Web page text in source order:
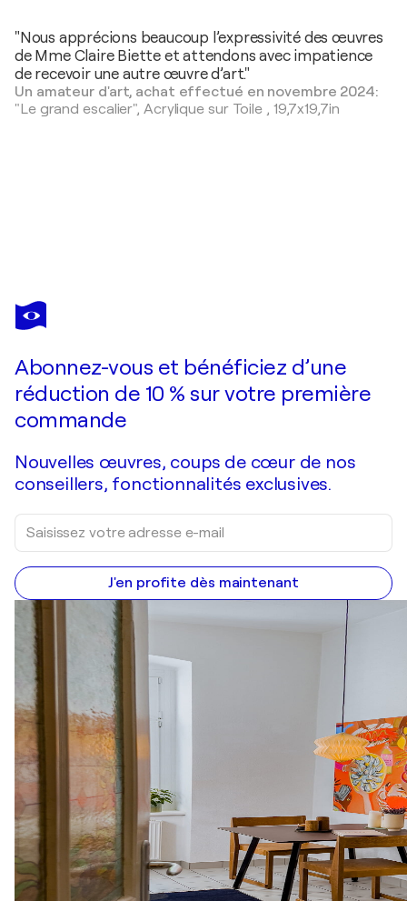
"Nous apprécions beaucoup l’expressivité des œuvres
de Mme Claire Biette et attendons avec impatience
de recevoir une autre œuvre d’art."
Un amateur d'art, achat effectué en novembre 2024:
"Le grand escalier", Acrylique sur Toile , 19,7x19,7in
CLAIRE BIETTE
L' amitié 2
Abonnez-vous et bénéficiez d’une
réduction de 10 % sur votre première
commande
Nouvelles œuvres, coups de cœur de nos
conseillers, fonctionnalités exclusives.
J'en profite dès maintenant